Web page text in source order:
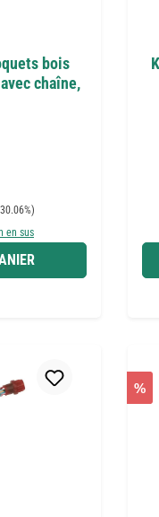
bois
chaîne,
en sus
%